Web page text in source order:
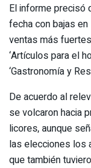
El informe precisó
fecha con bajas
ventas más
‘Artículos para el
‘Gastronomía y
De acuerdo al
se volcaron hacia
licores, aunque
las elecciones los
que también